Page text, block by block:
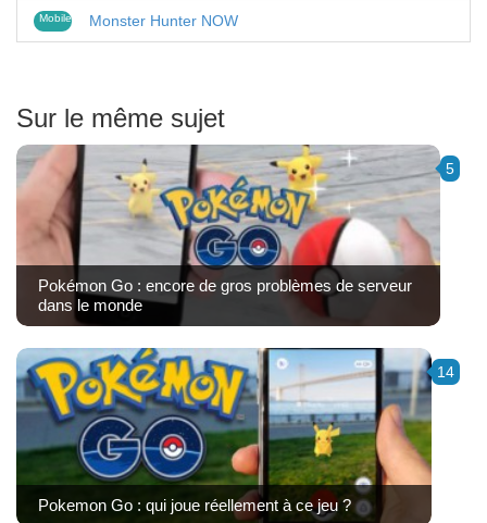
Mobile Monster Hunter NOW
Sur le même sujet
5
Pokémon Go : encore de gros problèmes de serveur
dans le monde
14
Pokemon Go : qui joue réellement à ce jeu ?